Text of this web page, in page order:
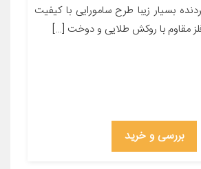
بسیار زیبا طرح سامورایی با کیفیت
فلز مقاوم با روکش طلایی و دوخت […]
بررسی و خرید